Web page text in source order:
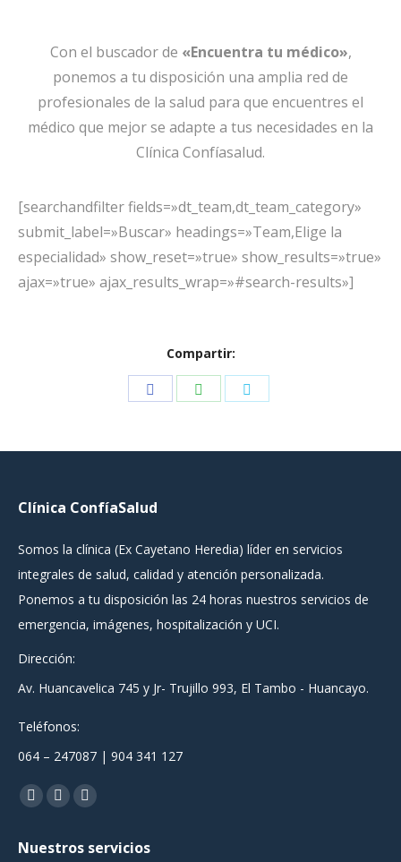
Con el buscador de «Encuentra tu médico»,
ponemos a tu disposición una amplia red de
profesionales de la salud para que encuentres el
médico que mejor se adapte a tus necesidades en la
Clínica Confíasalud.
[searchandfilter fields=»dt_team,dt_team_category»
submit_label=»Buscar» headings=»Team,Elige la
especialidad» show_reset=»true» show_results=»true»
ajax=»true» ajax_results_wrap=»#search-results»]
Compartir:
Clínica ConfíaSalud
Somos la clínica (Ex Cayetano Heredia) líder en servicios
integrales de salud, calidad y atención personalizada.
Ponemos a tu disposición las 24 horas nuestros servicios de
emergencia, imágenes, hospitalización y UCI.
Dirección:
Av. Huancavelica 745 y Jr- Trujillo 993, El Tambo - Huancayo.
Teléfonos:
064 – 247087 | 904 341 127
Encuéntranos en:
Facebook
opens
YouTube
opens
Instagram
opens
Nuestros servicios